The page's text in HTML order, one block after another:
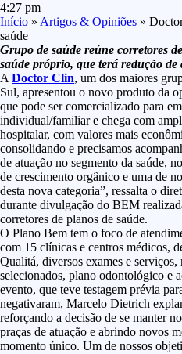
4:27 pm
Início » Artigos & Opiniões »
saúde
Grupo de saúde reúne corretores
saúde próprio, que terá redução de
A Doctor Clin, um dos maiores
Sul, apresentou o novo produto da
que pode ser comercializado para
individual/familiar e chega com
hospitalar, com valores mais
consolidando e precisamos
de atuação no segmento da saúde,
de crescimento orgânico e uma de
desta nova categoria”, ressalta o
durante divulgação do BEM
corretores de planos de saúde.
O Plano Bem tem o foco de
com 15 clínicas e centros médicos,
Qualitá, diversos exames e
selecionados, plano odontológico e
evento, que teve testagem prévia
negativaram, Marcelo Dietrich
reforçando a decisão de se manter
praças de atuação e abrindo novos
momento único. Um de nossos